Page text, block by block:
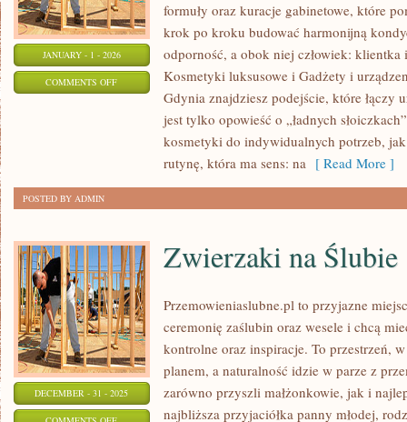
JANUARY - 1 - 2026
COMMENTS OFFON
KOSMETYKI
NATURALNE
ORGANICZNE
formuły oraz kuracje gabinetowe, które
krok po kroku budować harmonijną
odporność, a obok niej człowiek:
Kosmetyki luksusowe i Gadżety i
Gdynia znajdziesz podejście, które łączy
jest tylko opowieść o „ładnych
kosmetyki do indywidualnych potrzeb,
rutynę, która ma sens: na [ Read More ]
POSTED BY ADMIN
DECEMBER - 31 - 2025
ON
Zwierzaki na Ślubie
Przemowieniaslubne.pl to przyjazne
ceremonię zaślubin oraz wesele i chcą
kontrolne oraz inspiracje. To przestrzeń,
planem, a naturalność idzie w parze z
zarówno przyszli małżonkowie, jak i
najbliższa przyjaciółka panny młodej,